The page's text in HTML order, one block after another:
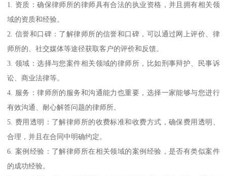
1. 资质：确保律师所的律师具有合法的执业资格，并且拥有相关领
域的资质和经验。
2. 信誉和口碑：了解律师所的信誉和口碑，可以通过网上评价、律
师所的、社交媒体等途径获取客户的评价和反馈。
3. 领域：选择与您案件相关领域的律师所，比如刑事辩护、民事诉
讼、商业法律等。
4. 服务：律师所的服务和沟通能力也重要，选择一家能够与您进行
有效沟通、耐心解答问题的律师所。
5. 费用透明：了解律师所的收费标准和收费方式，确保费用透明、
合理，并且在合同中明确约定。
6. 案例经验：了解律师所在相关领域的案例经验，是否有类似案件
的成功经验。